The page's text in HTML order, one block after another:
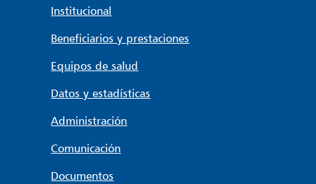
Institucional
Beneficiarios y prestaciones
Equipos de salud
Datos y estadísticas
Administración
Comunicación
Documentos